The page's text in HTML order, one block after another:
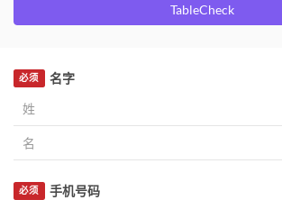
TableCheck
名字
必须
手机号码
必须